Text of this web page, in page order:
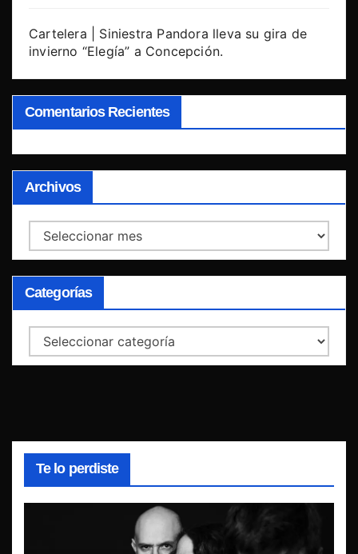
Cartelera | Siniestra Pandora lleva su gira de
invierno “Elegía” a Concepción.
Comentarios Recientes
Archivos
Archivos
Categorías
Categorías
Te lo perdiste